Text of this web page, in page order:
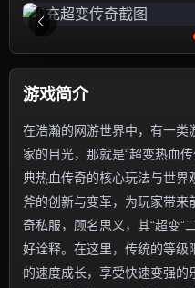
游戏简介
在浩瀚的网游世界中，有一类
家的目光，那就是“超变热血
典热血传奇的核心玩法与世界
斧的创新与变革，为玩家带
奇私服，顾名思义，其“超变”
好诠释。在这里，传统的等级
的速度成长，享受快速变强的